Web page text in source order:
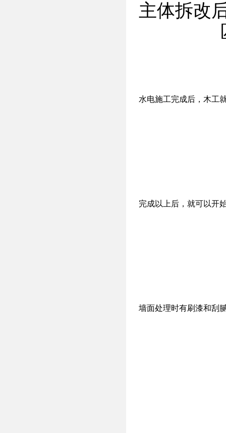
主体拆改
水电施工完成后，木工
完成以上后，就可以开
墙面处理时有刷漆和刮